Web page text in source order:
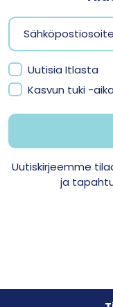
Uutisia Itlasta
Kasvun tuki -
Uutiskirjeemme
ja